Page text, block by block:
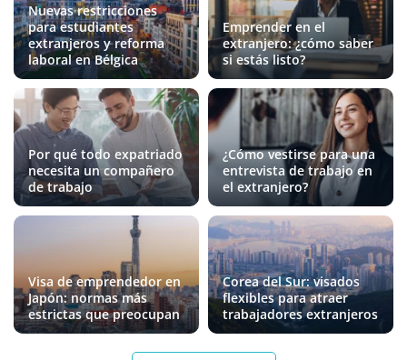
Nuevas restricciones
para estudiantes
extranjeros y reforma
laboral en Bélgica
Emprender en el
extranjero: ¿cómo saber
si estás listo?
Por qué todo expatriado
necesita un compañero
de trabajo
¿Cómo vestirse para una
entrevista de trabajo en
el extranjero?
Visa de emprendedor en
Japón: normas más
estrictas que preocupan
Corea del Sur: visados
flexibles para atraer
trabajadores extranjeros